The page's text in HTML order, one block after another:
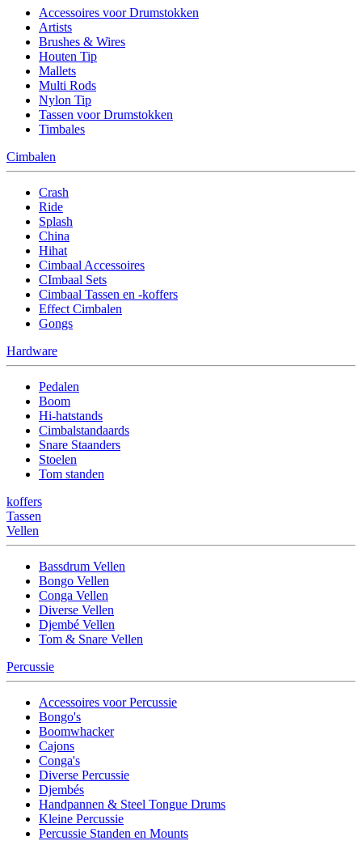
Accessoires voor Drumstokken
Artists
Brushes & Wires
Houten Tip
Mallets
Multi Rods
Nylon Tip
Tassen voor Drumstokken
Timbales
Cimbalen
Crash
Ride
Splash
China
Hihat
Cimbaal Accessoires
CImbaal Sets
Cimbaal Tassen en -koffers
Effect Cimbalen
Gongs
Hardware
Pedalen
Boom
Hi-hatstands
Cimbalstandaards
Snare Staanders
Stoelen
Tom standen
koffers
Tassen
Vellen
Bassdrum Vellen
Bongo Vellen
Conga Vellen
Diverse Vellen
Djembé Vellen
Tom & Snare Vellen
Percussie
Accessoires voor Percussie
Bongo's
Boomwhacker
Cajons
Conga's
Diverse Percussie
Djembés
Handpannen & Steel Tongue Drums
Kleine Percussie
Percussie Standen en Mounts